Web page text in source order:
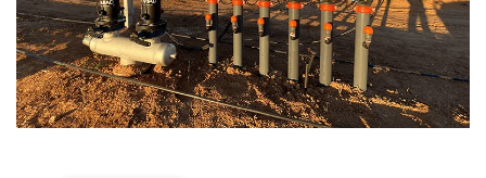
Spain & LATAM
Spanish
Russia